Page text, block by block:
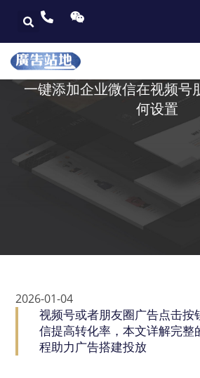
一键添加企业微信在视频号
何设置
2026-01-04
视频号或者朋友圈广告点击按
信提高转化率，本文详解完整
程助力广告搭建投放